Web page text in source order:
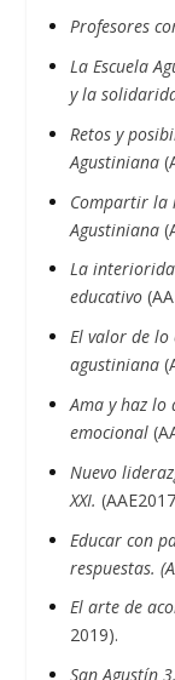
Profesores
La Escuela
y la
Retos y
Agustiniana
Compartir la
Agustiniana
La
educativo
El valor de
agustiniana
Ama y haz lo
emocional
Nuevo
XXI.
Educar con
respuestas.
El arte de
2019).
San Agustín